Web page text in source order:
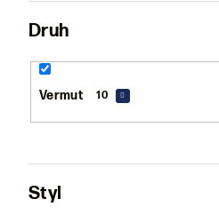
Druh
Vermut 10
Styl